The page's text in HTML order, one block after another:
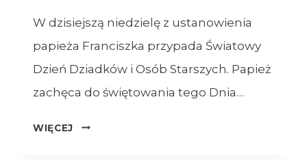
W dzisiejszą niedzielę z ustanowienia
papieża Franciszka przypada Światowy
Dzień Dziadków i Osób Starszych. Papież
zachęca do świętowania tego Dnia…
WIĘCEJ
OGŁOSZENIA